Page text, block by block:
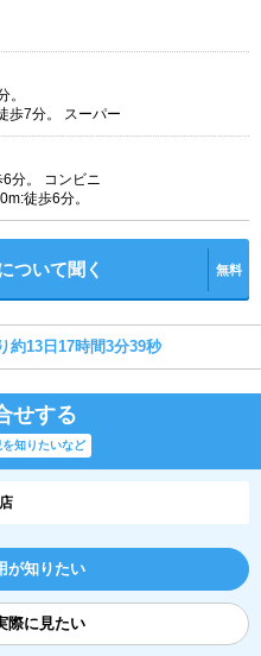
。
歩7分。 スーパー
分。 コンビニ
徒歩6分。
ついて聞く 無料
約13日17時間3分38秒
せする
知りたいなど
が知りたい
際に見たい